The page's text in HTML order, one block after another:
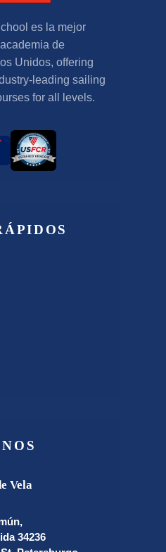
es la mejor
de
Unidos, offering
leading sailing
for all levels.
Vela
34236